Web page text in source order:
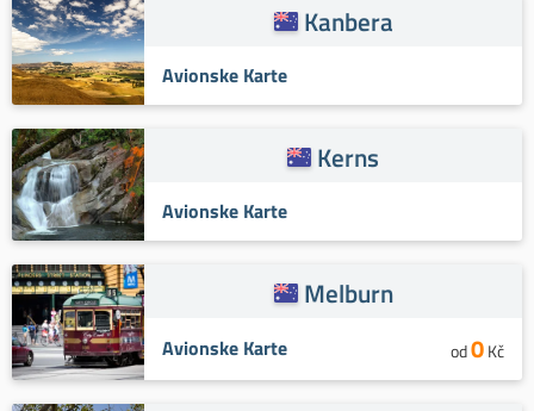
Kanbera
Avionske Karte
Kerns
Avionske Karte
Melburn
Avionske Karte od0Kč